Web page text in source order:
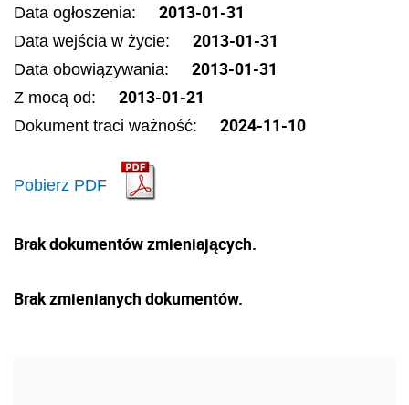
Data ogłoszenia: 2013-01-31
Data wejścia w życie: 2013-01-31
Data obowiązywania: 2013-01-31
Z mocą od: 2013-01-21
Dokument traci ważność: 2024-11-10
Pobierz PDF
Brak dokumentów zmieniających.
Brak zmienianych dokumentów.